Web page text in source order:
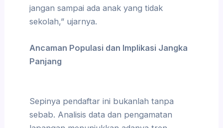
jangan sampai ada anak yang tidak
sekolah,” ujarnya.
Ancaman Populasi dan Implikasi Jangka
Panjang
Sepinya pendaftar ini bukanlah tanpa
sebab. Analisis data dan pengamatan